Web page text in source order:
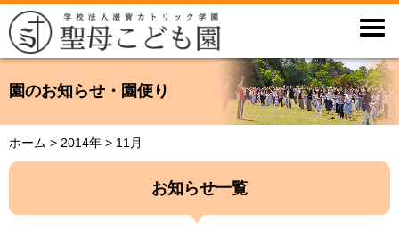

園のお知らせ・園便り
ホーム > 2014年 > 11月
お知らせ一覧